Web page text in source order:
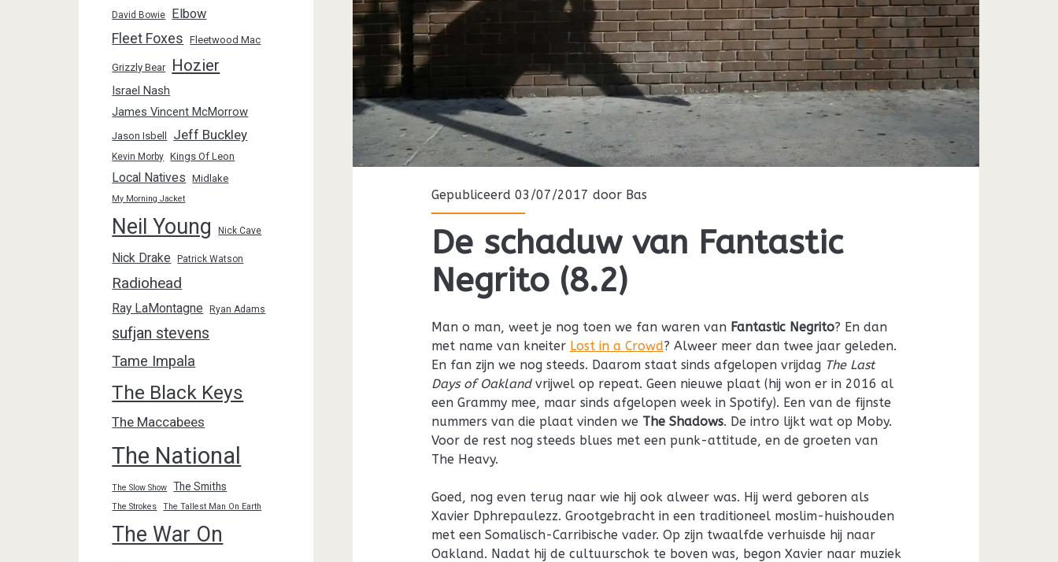
Gepubliceerd 03/07/2017 door Bas
De schaduw van Fantastic
Negrito (8.2)
Man o man, weet je nog toen we fan waren van Fantastic Negrito? En dan
met name van kneiter Lost in a Crowd? Alweer meer dan twee jaar geleden.
En fan zijn we nog steeds. Daarom staat sinds afgelopen vrijdag The Last
Days of Oaklandvrijwel op repeat. Geen nieuwe plaat (hij won er in 2016 al
een Grammy mee, maar sinds afgelopen week in Spotify). Een van de fijnste
nummers van die plaat vinden we The Shadows. De intro lijkt wat op Moby.
Voor de rest nog steeds blues met een punk-attitude, en de groeten van
The Heavy.
Goed, nog even terug naar wie hij ook alweer was. Hij werd geboren als
Xavier Dphrepaulezz. Grootgebracht in een traditioneel moslim-huishouden
met een Somalisch-Carribische vader. Op zijn twaalfde verhuisde hij naar
Oakland. Nadat hij de cultuurschok te boven was, begon Xavier naar muziek
David Bowie Elbow
Fleet Foxes Fleetwood Mac
Grizzly Bear Hozier
Israel Nash
James Vincent McMorrow
Jason Isbell Jeff Buckley
Kevin Morby Kings Of Leon
Local Natives Midlake
My Morning Jacket
Neil Young Nick Cave
Nick Drake Patrick Watson
Radiohead
Ray LaMontagne Ryan Adams
sufjan stevens
Tame Impala
The Black Keys
The Maccabees
The National
The Slow Show The Smiths
The Strokes The Tallest Man On Earth
The War On